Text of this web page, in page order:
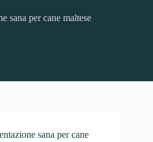
sana per cane maltese
sana per cane